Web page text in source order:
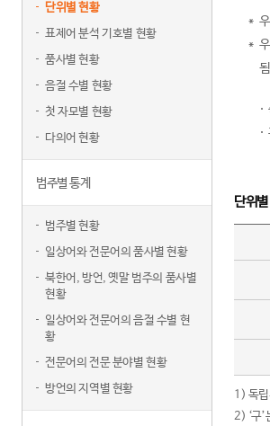
단위별 현황
표제어 분석 기호별 현황
품사별 현황
음절 수별 현황
첫 자모별 현황
다의어 현황
범주별 통계
범주별 현황
일상어와 전문어의 품사별 현황
북한어, 방언, 옛말 범주의 품사별
현황
일상어와 전문어의 음절 수별 현
황
전문어의 전문 분야별 현황
방언의 지역별 현황
단위
1) 독립
2) ‘구